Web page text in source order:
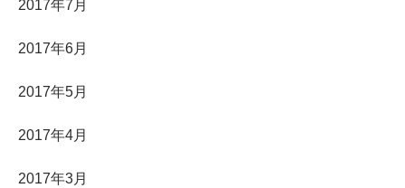
2017年7月
2017年6月
2017年5月
2017年4月
2017年3月